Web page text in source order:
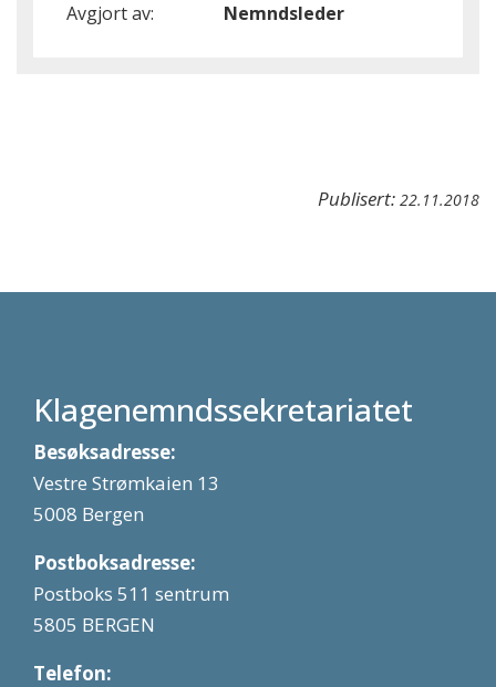
Avgjort av: Nemndsleder
Publisert: 22.11.2018
Klagenemndssekretariatet
Besøksadresse:
Vestre Strømkaien 13
5008 Bergen
Postboksadresse:
Postboks 511 sentrum
5805 BERGEN
Telefon: